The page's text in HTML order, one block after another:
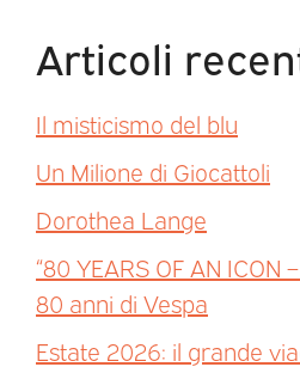
Articoli
Il misticismo del blu
Un Milione di Giocattoli
Dorothea Lange
“80 YEARS OF AN ICON
80 anni di Vespa
Estate 2026: il grande